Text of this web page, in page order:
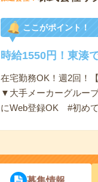
ここがポイント！
時給1550円！東湊
在宅勤務OK！週2回！
▼大手メーカーグルー
にWeb登録OK #初め